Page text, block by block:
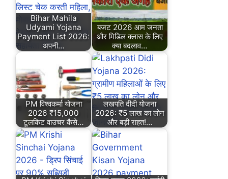
Bihar Mahila
Udyami Yojana
Payment List 2026:
अपनी…
बजट 2026 आम जनता
और मिडिल क्लास के लिए
क्या बदलाव…
PM विश्वकर्मा योजना
2026 ₹15,000
टूलकिट वाउचर कैसे…
लखपति दीदी योजना
2026: ₹5 लाख का लोन
और बड़ी राहत!…